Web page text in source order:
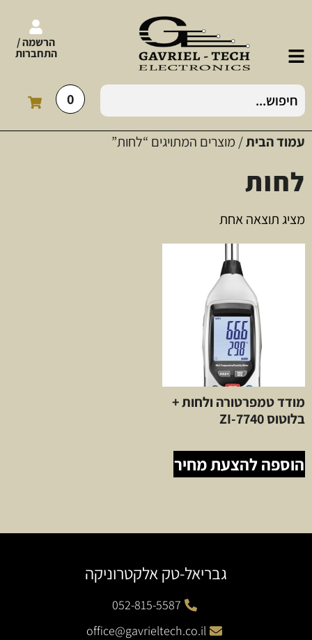
הרשמה /
התחברות
0
עמוד הבית/ מוצרים המתויגים “לחות”
לחות
מציג תוצאה אחת
מודד טמפרטורה ולחות +
בלוטוס ZI-7740
הוספה להצעת מחיר
גבריאל-טק אלקטרוניקה
052-815-5587
office@gavrieltech.co.il